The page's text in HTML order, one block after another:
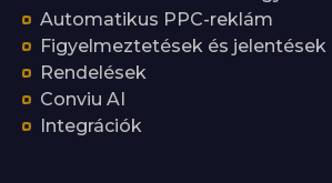
Automatikus PPC-reklám
Figyelmeztetések és jelentések
Rendelések
Conviu AI
Integrációk